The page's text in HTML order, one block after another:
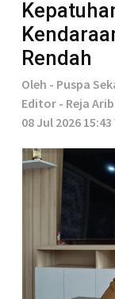
Rendah
Oleh - Puspa
Editor - Reja
08 Jul 2026 15:43